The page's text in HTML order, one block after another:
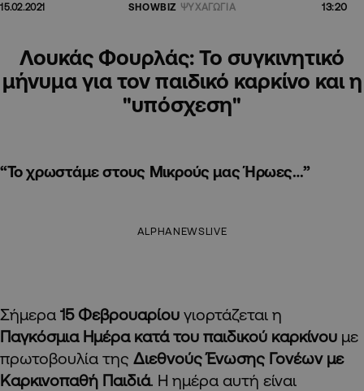
15.02.2021 SHOWBIZ ΨΥΧΑΓΩΓΙΑ 13:20
Λουκάς Φουρλάς: Το συγκινητικό
μήνυμα για τον παιδικό καρκίνο και η
"υπόσχεση"
“Το χρωστάμε στους Μικρούς μας Ήρωες…”
ALPHANEWSLIVE
Σήμερα 15 Φεβρουαρίου γιορτάζεται η
Παγκόσμια Ημέρα κατά του παιδικού καρκίνου με
πρωτοβουλία της Διεθνούς Ένωσης Γονέων με
Καρκινοπαθή Παιδιά. Η ημέρα αυτή είναι